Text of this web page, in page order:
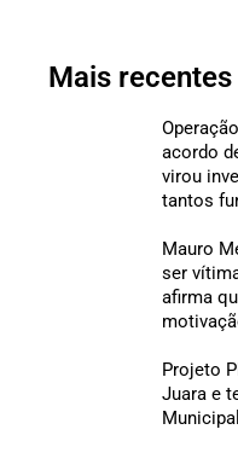
Mais recentes
acordo
virou
tantos
Mauro
ser
afirma
Projeto
Juara e
Municipal